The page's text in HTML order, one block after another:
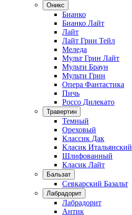
Оникс
Бианко
Бианко Лайт
Лайт
Лайт Грин Тейл
Меледа
Мульт Грин Лайт
Мульти Браун
Мульти Грин
Опера Фантастика
Пичь
Россо Дилекато
Травертин
Темный
Ореховый
Классик Дак
Класик Итальянский
Шлифованный
Класик Лайт
Бальзат
Севкарский Базальт
Лабрадорит
Лабрадорит
Антик